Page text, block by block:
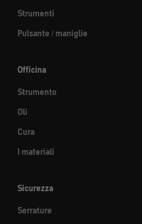
Strumenti
Pulsante / maniglie
Officina
Strumento
Oli
Cura
I materiali
Sicurezza
Serrature